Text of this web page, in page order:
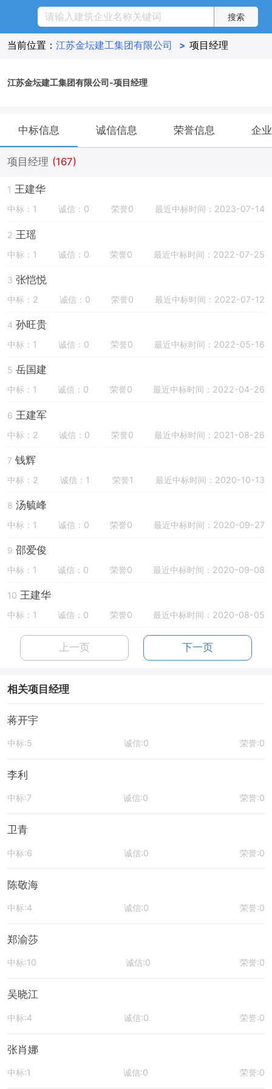
当前位置： 江苏金坛建工集团有限公司 > 项目经理
江苏金坛建工集团有限公司-项目经理
中标信息 诚信信息 荣誉信息 企
项目经理 (167)
1 王建华
中标：1 诚信：0 荣誉0 最近中标时间：2023-07-14
2 王瑶
中标：1 诚信：0 荣誉0 最近中标时间：2022-07-25
3 张恺悦
中标：2 诚信：0 荣誉0 最近中标时间：2022-07-12
4 孙旺贵
中标：1 诚信：0 荣誉0 最近中标时间：2022-05-16
5 岳国建
中标：1 诚信：0 荣誉0 最近中标时间：2022-04-26
6 王建军
中标：2 诚信：0 荣誉0 最近中标时间：2021-08-26
7 钱辉
中标：2 诚信：1 荣誉1 最近中标时间：2020-10-13
8 汤毓峰
中标：1 诚信：0 荣誉0 最近中标时间：2020-09-27
9 邵爱俊
中标：1 诚信：0 荣誉0 最近中标时间：2020-09-08
10 王建华
中标：1 诚信：0 荣誉0 最近中标时间：2020-08-05
上一页 下一页
相关项目经理
蒋开宇
中标:5 诚信:0 荣誉:0
李利
中标:7 诚信:0 荣誉:0
卫青
中标:6 诚信:0 荣誉:0
陈敬海
中标:4 诚信:0 荣誉:0
郑渝莎
中标:10 诚信:0 荣誉:0
吴晓江
中标:4 诚信:0 荣誉:0
张肖娜
中标:1 诚信:0 荣誉:0